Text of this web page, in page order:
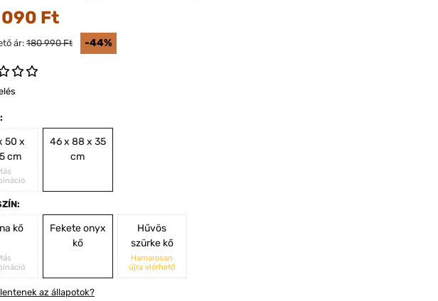
090 Ft
ár:180 990 Ft -44%
50 x
cm
46 x 88 x 35
cm
kő
Fekete onyx
kő
Hűvös
szürke kő
Hamarosan
újra elérhető
az állapotok?